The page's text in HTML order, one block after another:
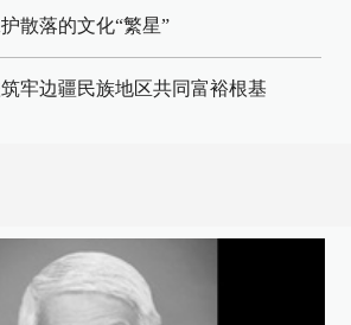
散落的文化“繁星”
牢边疆民族地区共同富裕根基